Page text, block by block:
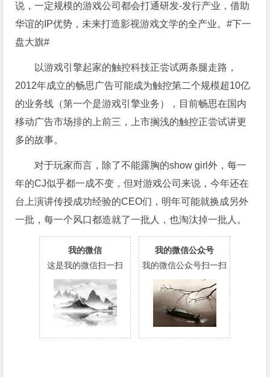
说，一定规模的游戏公司都会打通研发-发行产业，借助
华谊的IP优势，未来打造影视游戏文学的全产业。#下一
盘大旗#
以游戏引擎起家的触控科技正尝试两条腿走路，
2012年成立的畅思广告可能成为触控第二个规模超10亿
的业务线（第一个是游戏引擎业务），目前畅思在国内
移动广告市场排的上前三，上市搁浅的触控正尝试讲更
多的故事。
对于玩家而言，除了不能露胸的show girl外，每一
年的CJ似乎都一成不变，但对游戏公司来说，今年还在
台上演讲传授成功经验的CEO们，明年可能就换成另外
一批，每一个风口都造就了一批人，也淘汰掉一批人。
我的微信
这是我的微信扫一扫
我的微信公众号
我的微信公众号扫一扫